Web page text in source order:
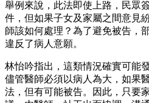
舉例來說，此法即使上路，民眾
件，但如果子女及家屬之間意見
師該如何處理？為了避免被告，
違反了病人意願。
林怡吟指出，這類情況確實可能
儘管醫師必須以病人為大，如果
法，但有可能被告。因此，只要